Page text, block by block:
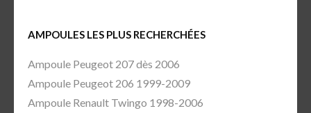
AMPOULES LES PLUS RECHERCHÉES
Ampoule Peugeot 207 dès 2006
Ampoule Peugeot 206 1999-2009
Ampoule Renault Twingo 1998-2006